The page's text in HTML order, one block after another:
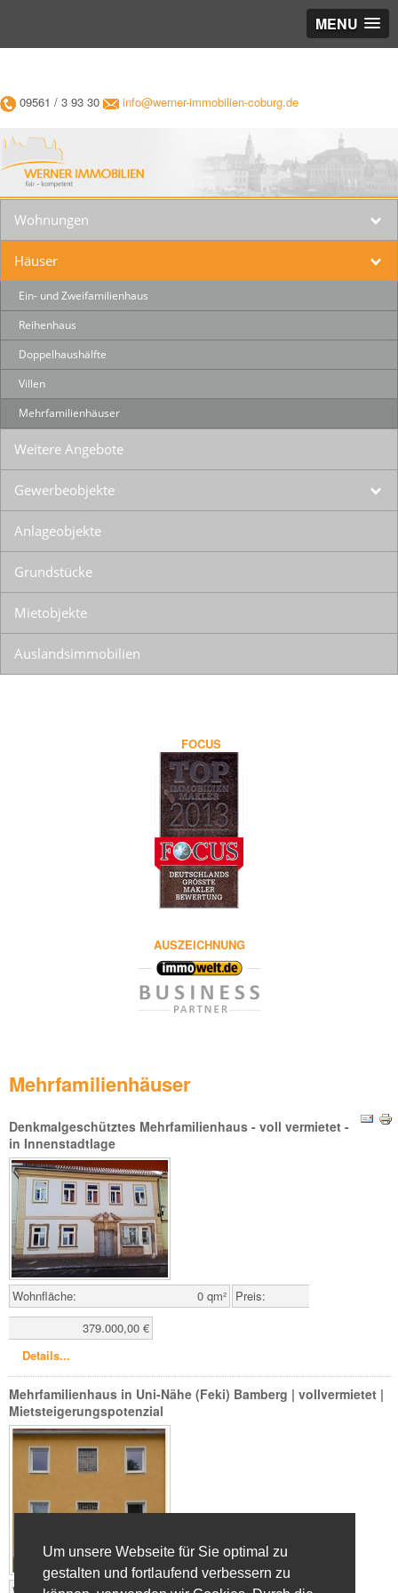
Um unsere Webseite für Sie optimal zu
gestalten und fortlaufend verbessern zu
MENU
09561 / 3 93 30 info@werner-immobilien-coburg.de
Wohnungen
Häuser
Ein- und Zweifamilienhaus
Reihenhaus
Doppelhaushälfte
Villen
Mehrfamilienhäuser
Weitere Angebote
Gewerbeobjekte
Anlageobjekte
Grundstücke
Mietobjekte
Auslandsimmobilien
FOCUS
AUSZEICHNUNG
Mehrfamilienhäuser
Denkmalgeschütztes Mehrfamilienhaus - voll vermietet -
in Innenstadtlage
Wohnfläche: 0 qm² Preis:
379.000,00 €
Details...
Mehrfamilienhaus in Uni-Nähe (Feki) Bamberg | vollvermietet |
Mietsteigerungspotenzial